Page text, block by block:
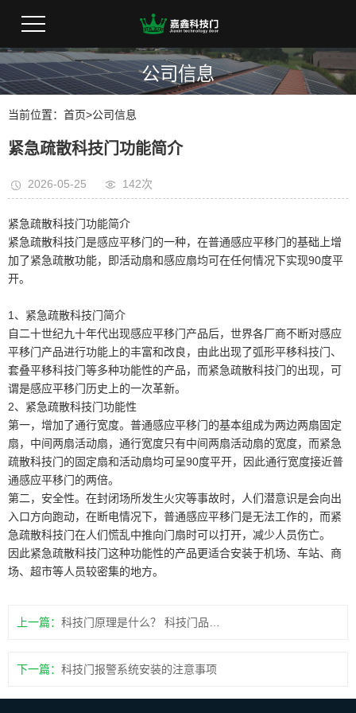
公司信息
当前位置： 首页>公司信息
紧急疏散科技门功能简介
2026-05-25 142次
紧急疏散科技门功能简介
紧急疏散科技门是感应平移门的一种，在普通感应平移门的基础上增
加了紧急疏散功能，即活动扇和感应扇均可在任何情况下实现90度平
开。
1、紧急疏散科技门简介
自二十世纪九十年代出现感应平移门产品后，世界各厂商不断对感应
平移门产品进行功能上的丰富和改良，由此出现了弧形平移科技门、
套叠平移科技门等多种功能性的产品，而紧急疏散科技门的出现，可
谓是感应平移门历史上的一次革新。
2、紧急疏散科技门功能性
第一，增加了通行宽度。普通感应平移门的基本组成为两边两扇固定
扇，中间两扇活动扇，通行宽度只有中间两扇活动扇的宽度，而紧急
疏散科技门的固定扇和活动扇均可呈90度平开，因此通行宽度接近普
通感应平移门的两倍。
第二，安全性。在封闭场所发生火灾等事故时，人们潜意识是会向出
入口方向跑动，在断电情况下，普通感应平移门是无法工作的，而紧
急疏散科技门在人们慌乱中推向门扇时可以打开，减少人员伤亡。
因此紧急疏散科技门这种功能性的产品更适合安装于机场、车站、商
场、超市等人员较密集的地方。
上一篇：
下一篇： 科技门报警系统安装的注意事项